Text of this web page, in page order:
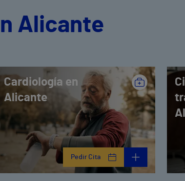
Alicante
Cardiología en
Alicante
Pedir Cita